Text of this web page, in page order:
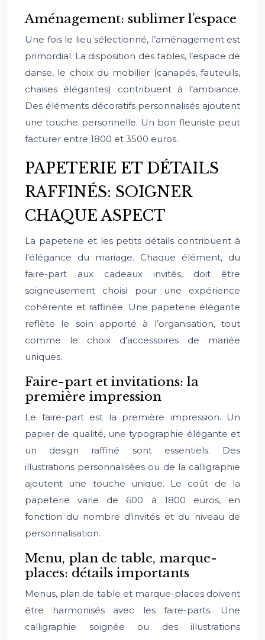
Aménagement: sublimer l’espace
Une fois le lieu sélectionné, l’aménagement est
primordial. La disposition des tables, l’espace de
danse, le choix du mobilier (canapés, fauteuils,
chaises élégantes) contribuent à l’ambiance.
Des éléments décoratifs personnalisés ajoutent
une touche personnelle. Un bon fleuriste peut
facturer entre 1800 et 3500 euros.
PAPETERIE ET DÉTAILS
RAFFINÉS: SOIGNER
CHAQUE ASPECT
La papeterie et les petits détails contribuent à
l’élégance du mariage. Chaque élément, du
faire-part aux cadeaux invités, doit être
soigneusement choisi pour une expérience
cohérente et raffinée. Une papeterie élégante
reflète le soin apporté à l’organisation, tout
comme le choix d’accessoires de mariée
uniques.
Faire-part et invitations: la
première impression
Le faire-part est la première impression. Un
papier de qualité, une typographie élégante et
un design raffiné sont essentiels. Des
illustrations personnalisées ou de la calligraphie
ajoutent une touche unique. Le coût de la
papeterie varie de 600 à 1800 euros, en
fonction du nombre d’invités et du niveau de
personnalisation.
Menu, plan de table, marque-
places: détails importants
Menus, plan de table et marque-places doivent
être harmonisés avec les faire-parts. Une
calligraphie soignée ou des illustrations